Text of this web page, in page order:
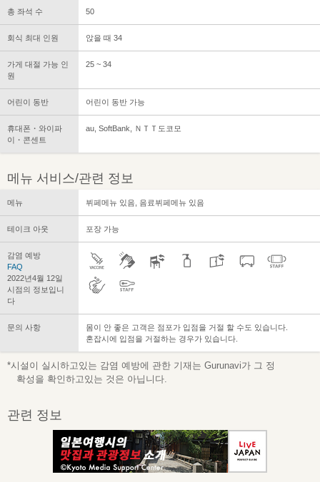
총 좌석 수 50
회식 최대 인원 앉을 때 34
가게 대절 가능 인
원
25 ~ 34
어린이 동반 어린이 동반 가능
휴대폰・와이파
이・콘센트
au, SoftBank, ＮＴＴ도코모
메뉴 서비스/관련 정보
메뉴 뷔페메뉴 있음, 음료뷔페메뉴 있음
테이크 아웃 포장 가능
감염 예방
FAQ
2022년4월 12일
시점의 정보입니
다
문의 사항
몸이 안 좋은 고객은 점포가 입점을 거절 할 수도 있습니다.
혼잡시에 입점을 거절하는 경우가 있습니다.
*시설이 실시하고있는 감염 예방에 관한 기재는 Gurunavi가 그 정
확성을 확인하고있는 것은 아닙니다.
관련 정보